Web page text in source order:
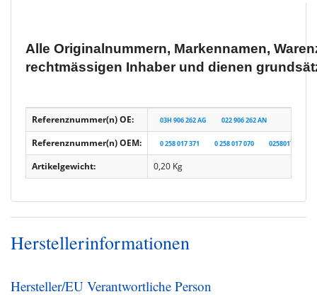
Alle Originalnummern, Markennamen,
rechtmässigen Inhaber und dienen
Referenznummer(n) OE: 03H 906 262 AG 022 906 262 AN
Referenznummer(n) OEM: 0 258 017 371 0 258 017 070 0258017071
Artikelgewicht: 0,20 Kg
Herstellerinformationen
Hersteller/EU Verantwortliche Person